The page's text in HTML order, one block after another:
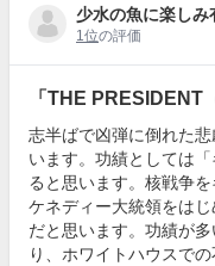
少水の魚に楽しみ
1位の評価
「THE PRESIDENT
志半ばで凶弾に倒れた
います。功績としては
ると思います。核戦争
ケネディー大統領をは
だと思います。功績が
り、ホワイトハウスで